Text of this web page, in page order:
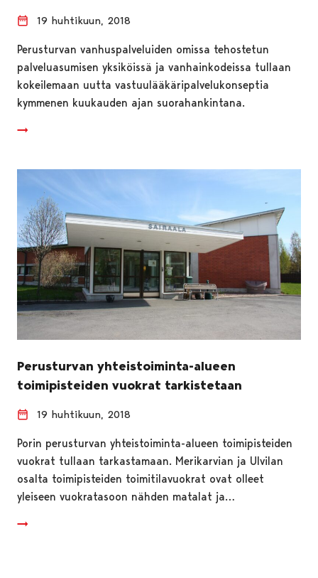
19 huhtikuun, 2018
Perusturvan vanhuspalveluiden omissa tehostetun
palveluasumisen yksiköissä ja vanhainkodeissa tullaan
kokeilemaan uutta vastuulääkäripalvelukonseptia
kymmenen kuukauden ajan suorahankintana.
Perusturvan yhteistoiminta-alueen
toimipisteiden vuokrat tarkistetaan
19 huhtikuun, 2018
Porin perusturvan yhteistoiminta-alueen toimipisteiden
vuokrat tullaan tarkastamaan. Merikarvian ja Ulvilan
osalta toimipisteiden toimitilavuokrat ovat olleet
yleiseen vuokratasoon nähden matalat ja…